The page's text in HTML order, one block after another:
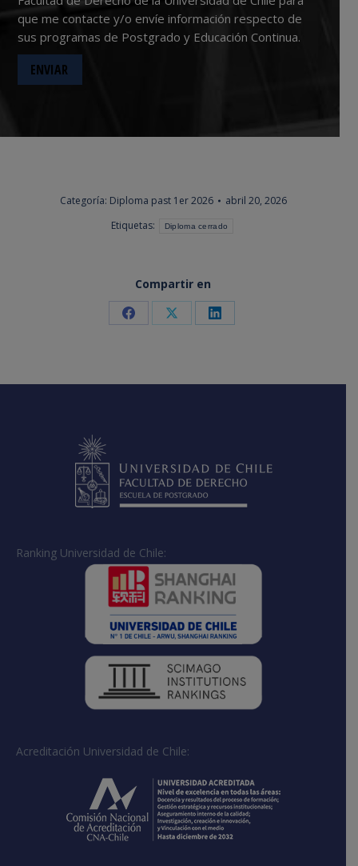
que me contacte y/o envíe información respecto de
sus programas de Postgrado y Educación Continua.
Categoría: Diploma past 1er 2026
abril 20, 2026
Etiquetas:
Diploma cerrado
Compartir en
Share Share Share
Ranking Universidad de Chile:
Acreditación Universidad de Chile: